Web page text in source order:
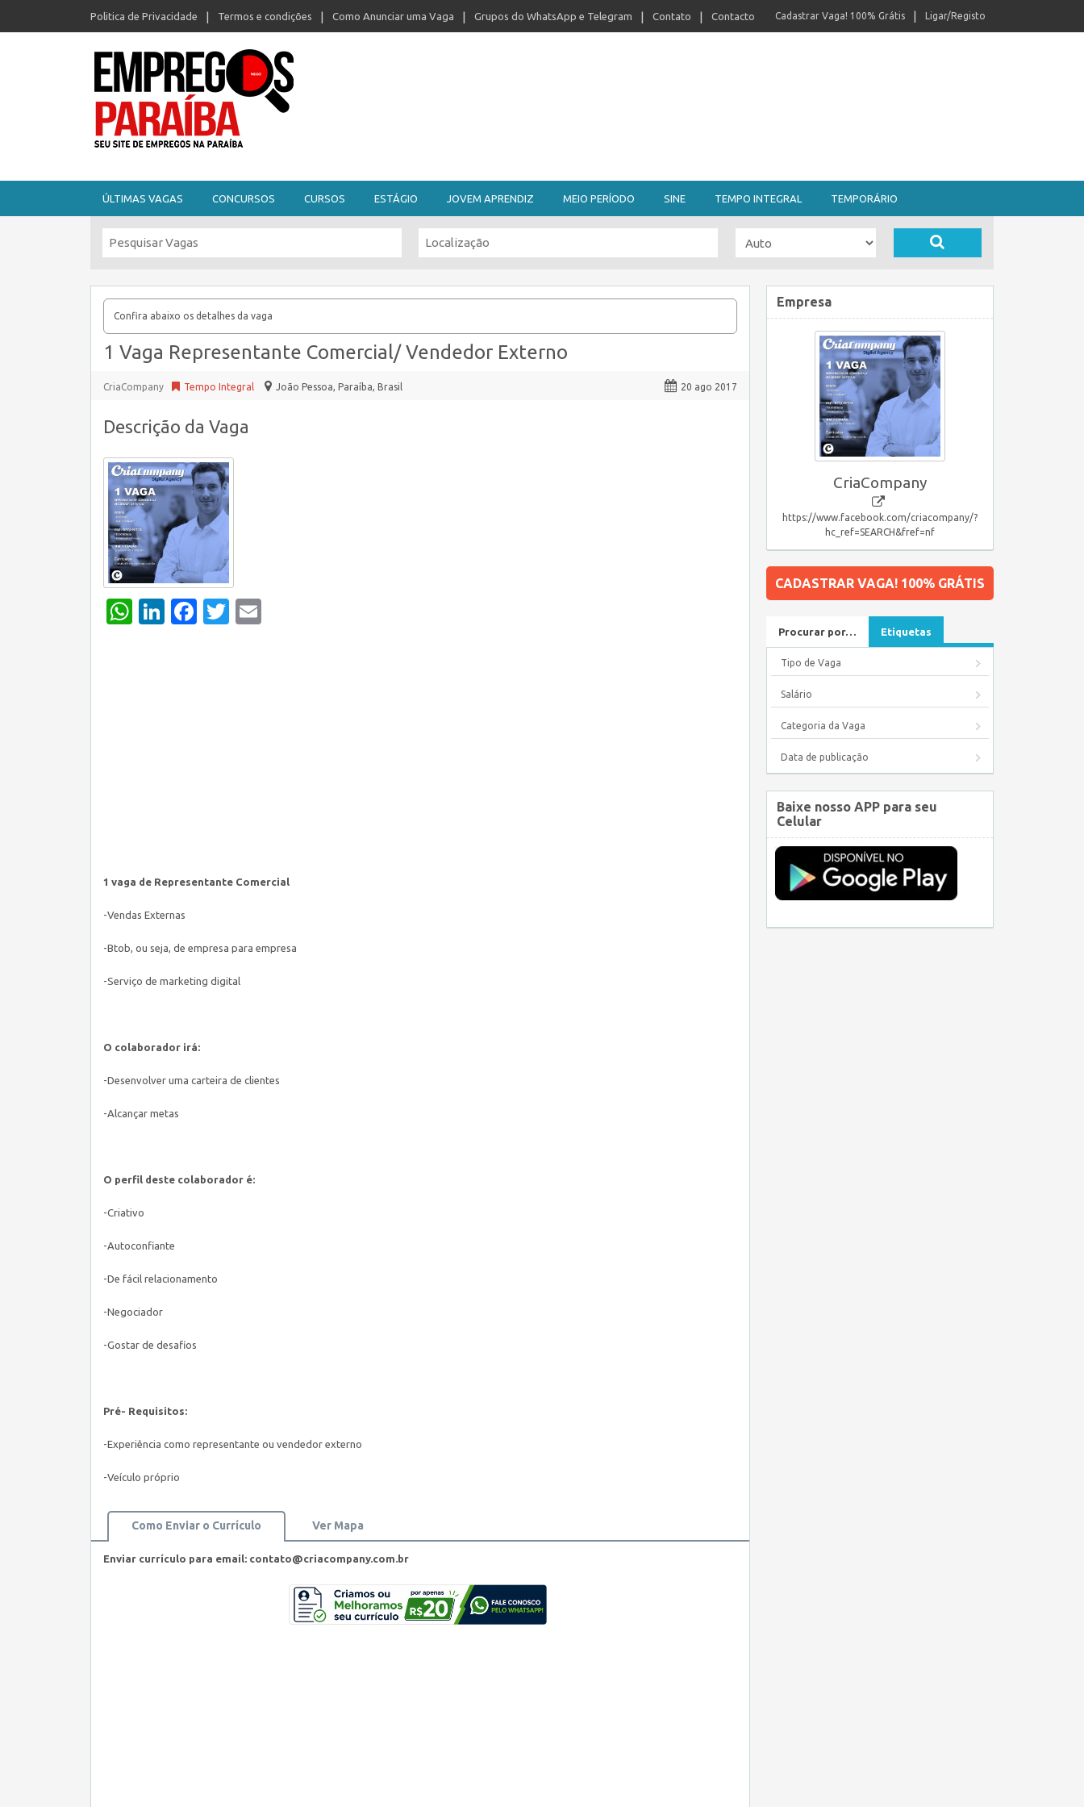
Politica de Privacidade Termos e condições Como Anunciar uma Vaga Grupos do WhatsApp e Telegram Contato Contacto Ligar/Registo
Cadastrar Vaga! 100% Grátis
ÚLTIMAS VAGAS CONCURSOS CURSOS ESTÁGIO JOVEM APRENDIZ MEIO PERÍODO SINE TEMPO INTEGRAL TEMPORÁRIO
Confira abaixo os detalhes da vaga
1 Vaga Representante Comercial/ Vendedor Externo
CriaCompany Tempo Integral João Pessoa, Paraíba, Brasil 20 ago 2017
Descrição da Vaga
WhatsApp
LinkedIn
Facebook
Twitter
1 vaga de Representante Comercial
-Vendas Externas
-Btob, ou seja, de empresa para empresa
-Serviço de marketing digital
O colaborador irá:
-Desenvolver uma carteira de clientes
-Alcançar metas
O perfil deste colaborador é:
-Criativo
-Autoconfiante
-De fácil relacionamento
-Negociador
-Gostar de desafios
Pré- Requisitos:
-Experiência como representante ou vendedor externo
-Veículo próprio
Como Enviar o Currículo Ver Mapa
Enviar currículo para email: contato@criacompany.com.br
Empresa
CriaCompany
https://www.facebook.com/criacompany/?
hc_ref=SEARCH&fref=nf
CADASTRAR VAGA! 100% GRÁTIS
Procurar por… Etiquetas
Tipo de Vaga
Salário
Categoria da Vaga
Data de publicação
Baixe nosso APP para seu
Celular